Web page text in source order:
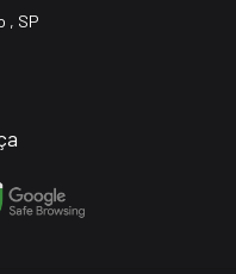
, SP